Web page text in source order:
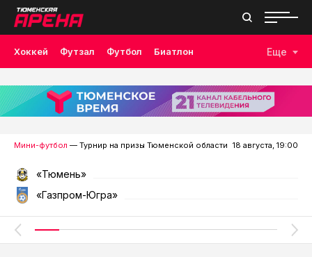
Хоккей Футзал Футбол Биатлон
Лыжные гонки Волейбол Плавание Дзюдо
Скалолазание Велоспорт Бокс
Еще
Мини-футбол — Турнир на призы Тюменской области 18 августа, 19:00
«Тюмень»
«Газпром-Югра»